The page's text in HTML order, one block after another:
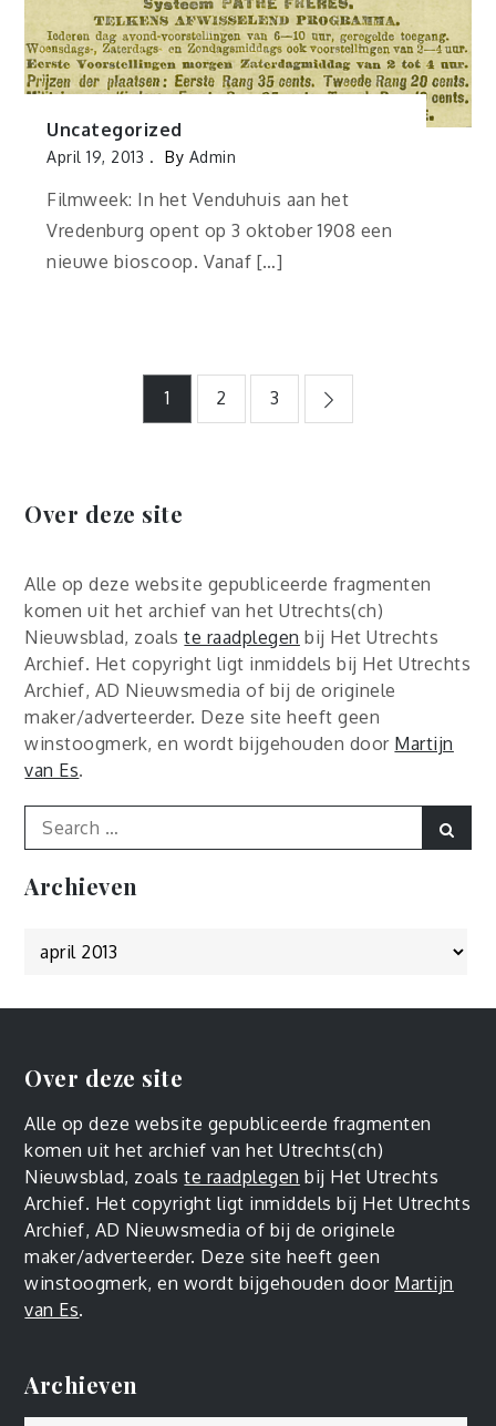
Uncategorized
April 19, 2013 By Admin
Filmweek: In het Venduhuis aan het
Vredenburg opent op 3 oktober 1908 een
nieuwe bioscoop. Vanaf […]
Berichtnavigatie
1 2 3
Over deze site
Alle op deze website gepubliceerde fragmenten
komen uit het archief van het Utrechts(ch)
Nieuwsblad, zoalste raadplegen bij Het Utrechts
Archief. Het copyright ligt inmiddels bij Het Utrechts
Archief, AD Nieuwsmedia of bij de originele
maker/adverteerder. Deze site heeft geen
winstoogmerk, en wordt bijgehouden door Martijn
van Es.
Search
for:
Archieven
Over deze site
Alle op deze website gepubliceerde fragmenten
komen uit het archief van het Utrechts(ch)
Nieuwsblad, zoalste raadplegen bij Het Utrechts
Archief. Het copyright ligt inmiddels bij Het Utrechts
Archief, AD Nieuwsmedia of bij de originele
maker/adverteerder. Deze site heeft geen
winstoogmerk, en wordt bijgehouden door Martijn
van Es.
Archieven